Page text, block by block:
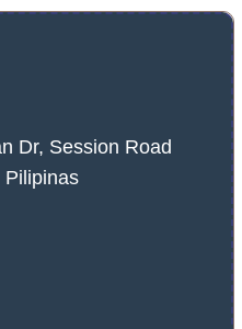
Dr, Session Road
Pilipinas